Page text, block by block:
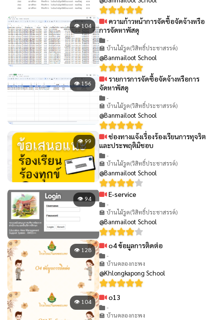
👁 104
ความก้าวหน้าการจัดซื้อจัดจ้างหรือ
การจัดหาพัสดุ
-
🏫 บ้านไม้รูด(วิสิทธิ์ประชาสรรค์)
@Banmailoot School
👁 156
รายการการจัดซื้อจัดจ้างหรือการ
จัดหาพัสดุ
-
🏫 บ้านไม้รูด(วิสิทธิ์ประชาสรรค์)
@Banmailoot School
👁 99
ช่องทางแจ้งเรื่องร้องเรียนการทุจริต
และประพฤติมิชอบ
-
🏫 บ้านไม้รูด(วิสิทธิ์ประชาสรรค์)
@Banmailoot School
👁 94 E-service
-
🏫 บ้านไม้รูด(วิสิทธิ์ประชาสรรค์)
@Banmailoot School
👁 128 o4 ข้อมูลการติดต่อ
-
🏫 บ้านคลองกะพง
@Khlongkapong School
👁 104 o13
-
🏫 บ้านคลองกะพง